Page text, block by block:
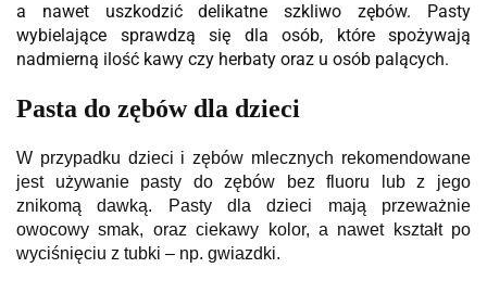
a nawet uszkodzić delikatne szkliwo zębów. Pasty
wybielające sprawdzą się dla osób, które spożywają
nadmierną ilość kawy czy herbaty oraz u osób palących.
Pasta do zębów dla dzieci
W przypadku dzieci i zębów mlecznych rekomendowane
jest używanie pasty do zębów bez fluoru lub z jego
znikomą dawką. Pasty dla dzieci mają przeważnie
owocowy smak, oraz ciekawy kolor, a nawet kształt po
wyciśnięciu z tubki – np. gwiazdki.